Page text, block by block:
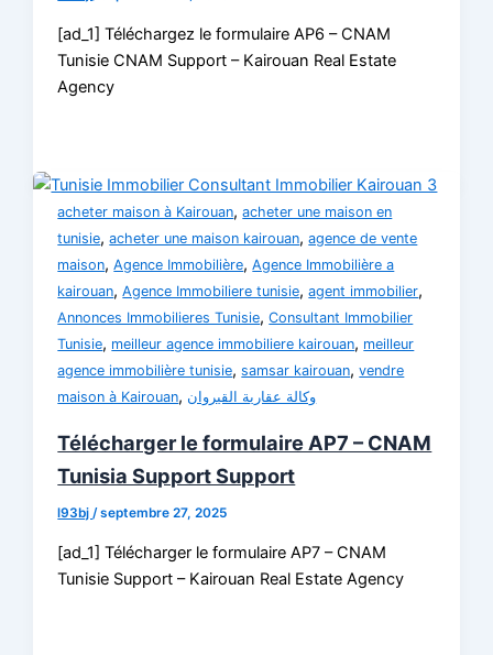
[ad_1] Téléchargez le formulaire AP6 – CNAM
Tunisie CNAM Support – Kairouan Real Estate
Agency
acheter maison à Kairouan,acheter une maison en
tunisie,acheter une maison kairouan,agence de vente
maison,Agence Immobilière,Agence Immobilière a
kairouan,Agence Immobiliere tunisie,agent immobilier,
Annonces Immobilieres Tunisie,Consultant Immobilier
Tunisie, meilleur agence immobiliere kairouan, meilleur
agence immobilière tunisie,samsar kairouan,vendre
maison à Kairouan, وكالة عقارية القيروان
Télécharger le formulaire AP7 – CNAM
Tunisia Support Support
l93bj/septembre 27, 2025
[ad_1] Télécharger le formulaire AP7 – CNAM
Tunisie Support – Kairouan Real Estate Agency